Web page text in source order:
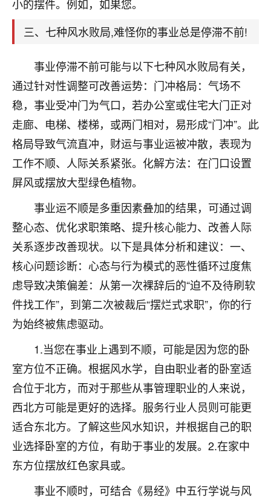
小的摆件。例如，如果您。
三、七种风水败局,难怪你的事业总是停滞不前!
事业停滞不前可能与以下七种风水败局有关，
通过针对性调整可改善运势：门冲格局：气场不
稳，事业受冲门为气口，若办公室或住宅大门正对
走廊、电梯、楼梯，或两门相对，易形成“门冲”。此
格局导致气流直冲，财运与事业运被冲散，表现为
工作不顺、人际关系紧张。化解方法：在门口设置
屏风或摆放大型绿色植物。
事业运不顺是多重因素叠加的结果，可通过调
整心态、优化求职策略、提升核心能力、改善人际
关系逐步改善现状。以下是具体分析和建议：一、
核心问题诊断：心态与行为模式的恶性循环过度焦
虑导致决策偏差：从第一次裸辞后的“迫不及待刷软
件找工作”，到第二次被裁后“摆烂式求职”，你的行
为始终被焦虑驱动。
1.当您在事业上遇到不顺，可能是因为您的卧
室方位不正确。根据风水学，自由职业者的卧室适
合位于北方，而对于那些从事管理职业的人来说，
西北方可能是更好的选择。服务行业人员则可能更
适合东北方。了解这些风水知识，并根据自己的职
业选择卧室的方位，有助于事业的发展。2.在家中
东方位摆放红色家具或。
事业不顺时，可结合《易经》中五行学说与风
啊！
是我从找店开始都是找慧来老师跟进的，选
址、风水、还有开业日子，哪哪都看了，虽然
大环境不好，但是我家生意还可以，前几天又
刚找老师做了补财库，希望财运更好一点！
2小时前 来自海南
梦醒时分
我女儿高二叛逆，大半年不上学，一说她就要死要活
师，一开始我是病急乱投医，这半年来，法事一个个
做完，我女儿跟变了个人一样，不期望她能考多好的
大学，只要能安安稳稳的把书读了，身体心理都健健
康康的我就很知足了！
鹿森：可怜天下父母心啊！
3小时前 来自河北 16
付深
我是公司人事调整，有升迁机会，但同时竞争的我们
三个，找老师的时候是抱着侥幸心理，没想到老师看
着我晋升有望，我半信半疑的按照老师建议，做了化
太岁还有一个发钱粮，本来年前的人事调整，拖到年
后，我以为都没戏了，结果开年一上班，开会提拔升
职第一个就是我，职务无所谓，主要是底薪加了
3000，非常开心，无论如何，感恩感谢！🙏🏻
鹿森：恭喜升职加薪！！，请客吗？�
12小时前 来自北京 32